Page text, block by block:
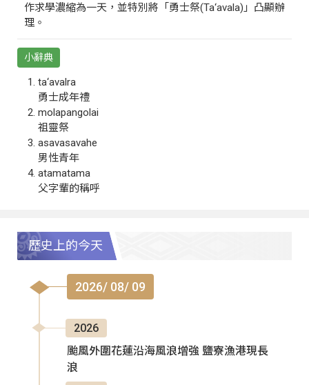
作求學濃縮為一天，並特別將「勇士祭(Ta‘avala)」凸顯辦
理。
小辭典
ta‘avalra
勇士成年禮
molapangolai
祖靈祭
asavasavahe
男性青年
atamatama
父字輩的稱呼
歷史上的今天
2026/ 08/ 09
2026
颱風外圍花蓮沿海風浪增強 鹽寮漁港現長
浪